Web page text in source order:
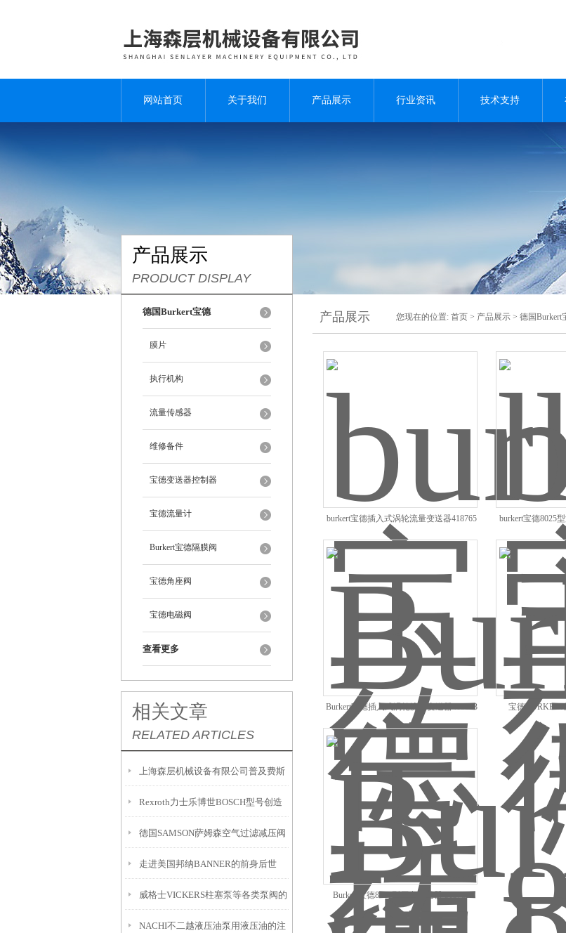
网站首页 关于我们 产品展示 行业资讯 技术支持
产品展示
PRODUCT DISPLAY
德国Burkert宝德
膜片
执行机构
流量传感器
维修备件
宝德变送器控制器
宝德流量计
Burkert宝德隔膜阀
宝德角座阀
宝德电磁阀
查看更多
相关文章
RELATED ARTICLES
上海森层机械设备有限公司普及费斯
托FESTO气缸的特点
Rexroth力士乐博世BOSCH型号创造
未来上海森层
德国SAMSON萨姆森空气过滤减压阀
说明书
走进美国邦纳BANNER的前身后世
威格士VICKERS柱塞泵等各类泵阀的
技术推广
NACHI不二越液压油泵用液压油的注
产品展示 您现在的位置: 首页 > 产品展示 > 德国Burkert
burkert宝德插入式涡轮流量变送器418765 burkert宝德8025
Burkert宝德插入式涡轮流量变送器418803 宝德BURKERT
Burkert宝德8316型压力变送器 563785